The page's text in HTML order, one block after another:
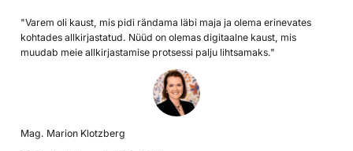
"Varem oli kaust, mis pidi rändama läbi maja ja olema erinevates
kohtades allkirjastatud. Nüüd on olemas digitaalne kaust, mis
muudab meie allkirjastamise protsessi palju lihtsamaks."
Mag. Marion Klotzberg